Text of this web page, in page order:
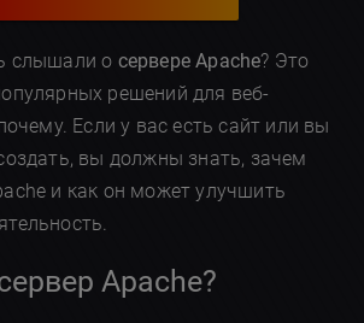
слышали о сервере Apache? Это
решений для веб-
Если у вас есть сайт или вы
вы должны знать, зачем
и как он может улучшить
Apache?